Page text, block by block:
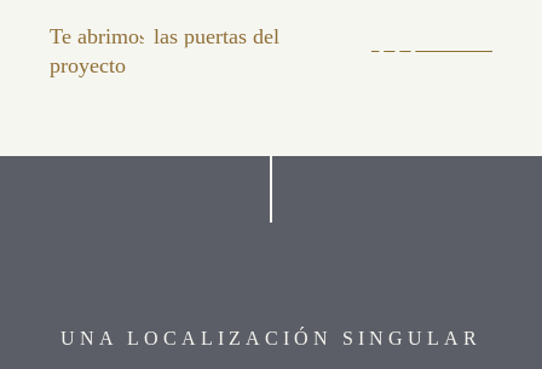
Te abrimos las puertas del
proyectodespertará tu
UNA LOCALIZACIÓN SINGULAR